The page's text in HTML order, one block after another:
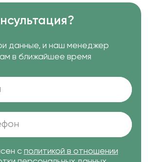
данные, и наш менеджер
в ближайшее время
с политикой в отношении